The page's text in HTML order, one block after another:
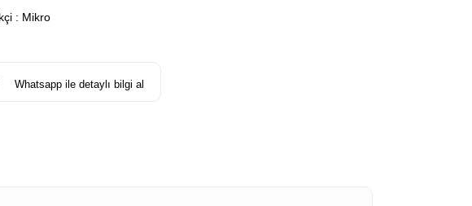
: Mikro
Whatsapp ile detaylı bilgi al